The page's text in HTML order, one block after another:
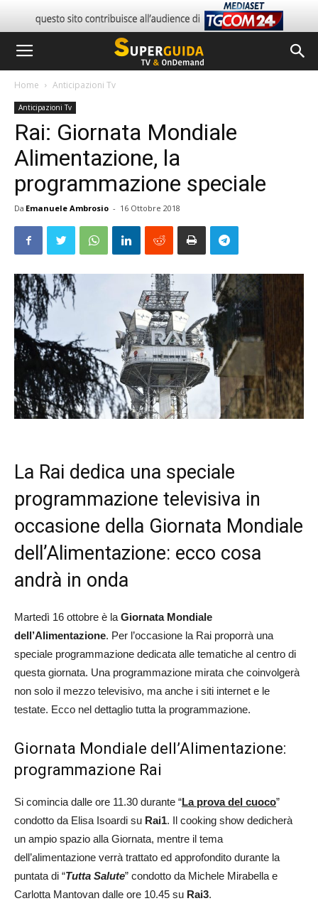
Home Anticipazioni Tv
Anticipazioni Tv
Rai: Giornata Mondiale
Alimentazione, la
programmazione speciale
Da Emanuele Ambrosio - 16 Ottobre 2018
La Rai dedica una speciale
programmazione televisiva in
occasione della Giornata Mondiale
dell’Alimentazione: ecco cosa
andrà in onda
Martedì 16 ottobre è la Giornata Mondiale
dell’Alimentazione. Per l’occasione la Rai proporrà una
speciale programmazione dedicata alle tematiche al centro di
questa giornata. Una programmazione mirata che coinvolgerà
non solo il mezzo televisivo, ma anche i siti internet e le
testate. Ecco nel dettaglio tutta la programmazione.
Giornata Mondiale dell’Alimentazione:
programmazione Rai
Si comincia dalle ore 11.30 durante “La prova del cuoco”
condotto da Elisa Isoardi su Rai1. Il cooking show dedicherà
un ampio spazio alla Giornata, mentre il tema
dell’alimentazione verrà trattato ed approfondito durante la
puntata di “Tutta Salute” condotto da Michele Mirabella e
Carlotta Mantovan dalle ore 10.45 su Rai3.